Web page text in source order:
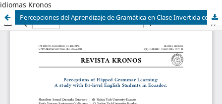
idiomas Kronos
Percepciones del Aprendizaje de Gramática en Clase Invertida con Estudiantes nivel B1 (inglés) en Ecuador.